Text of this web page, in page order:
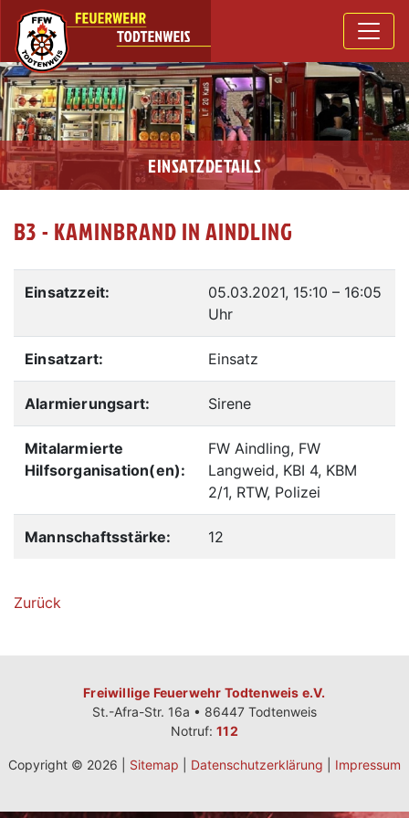
EINSATZDETAILS
B3 - KAMINBRAND IN AINDLING
Einsatzzeit: 05.03.2021, 15:10 – 16:05
Uhr
Einsatzart: Einsatz
Alarmierungsart: Sirene
Mitalarmierte
Hilfsorganisation(en):
FW Aindling, FW
Langweid, KBI 4, KBM
2/1, RTW, Polizei
Mannschaftsstärke: 12
Zurück
Freiwillige Feuerwehr Todtenweis e.V.
St.-Afra-Str. 16a • 86447 Todtenweis
Notruf:112
Copyright © 2026 | Sitemap Datenschutzerklärung Impressum